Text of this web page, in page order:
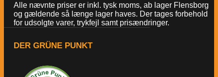
Alle nævnte priser er inkl. tysk moms, ab lager Flensborg
og gældende så længe lager haves. Der tages forbehold
for udsolgte varer, trykfejl samt prisændringer.
DER GRÜNE PUNKT